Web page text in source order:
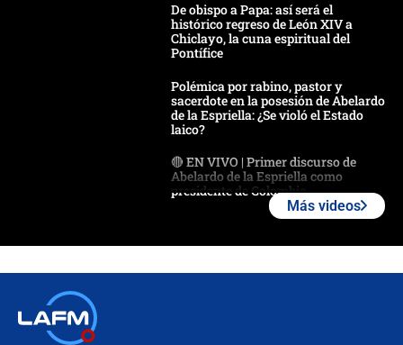
De obispo a Papa: así será el
histórico regreso de León XIV a
Chiclayo, la cuna espiritual del
Pontífice
Polémica por rabino, pastor y
sacerdote en la posesión de Abelardo
de la Espriella: ¿Se violó el Estado
laico?
🔴 EN VIVO | Primer discurso de
Abelardo de la Espriella como
presidente de Colombia
Más videos